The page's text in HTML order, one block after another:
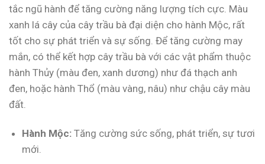
tắc ngũ hành để tăng cường năng lượng tích cực. Màu
xanh lá cây của cây trầu bà đại diện cho hành Mộc, rất
tốt cho sự phát triển và sự sống. Để tăng cường may
mắn, có thể kết hợp cây trầu bà với các vật phẩm thuộc
hành Thủy (màu đen, xanh dương) như đá thạch anh
đen, hoặc hành Thổ (màu vàng, nâu) như chậu cây màu
đất.
Hành Mộc: Tăng cường sức sống, phát triển, sự tươi
mới.